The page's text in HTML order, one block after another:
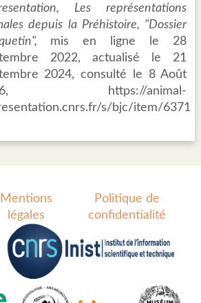
Les représentations
depuis la Préhistoire, "Dossier
mis en ligne le 28
2022, actualisé le 21
2024, consulté le 8 Août
https://animal-
s/bjc/item/6371
Mentions
légales
Politique de
confidentialité